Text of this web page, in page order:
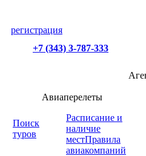
регистрация
+7 (343) 3-787-333
Поиск
туров
Авиаперелеты
Расписание и
наличие
местПравила
авиакомпаний